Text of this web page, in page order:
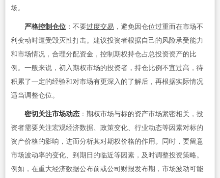
场。
严格控制仓位：不要过度交易 ，避免因仓位过重而在市场不
利变动时遭受毁灭性打击。建议投资者根据自己的风险承受能力
和市场情况，合理分配资金，控制期权持仓占总投资资产的比
例。一般来说，初入期权市场的投资者，持仓比例不宜过高，待
积累了一定的经验和对市场有更深入的了解后，再根据实际情况
适当调整仓位。
密切关注市场动态：期权市场与标的资产市场紧密相关，投
资者需要关注宏观经济数据、政策变化、行业动态等因素对标的
资产价格的影响，进而分析其对期权价格的作用。同时，要留意
市场波动率的变化、到期日的临近等因素，及时调整投资策略。
例如，在重大经济数据公布前或公司财报发布期，市场波动可能